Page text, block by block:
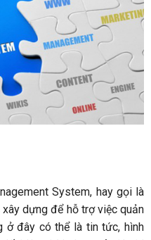
System, hay gọi là
dựng để hỗ trợ việc quản
ở đây có thể là tin tức, hình